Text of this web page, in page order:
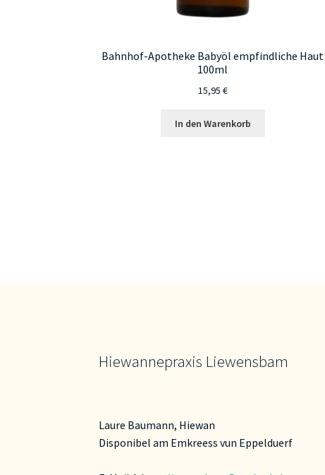
Bahnhof-Apotheke Babyöl empfindliche Haut
100ml
15,95 €
In den Warenkorb
Hiewannepraxis Liewensbam
Laure Baumann, Hiewan
Disponibel am Emkreess vun Eppelduerf